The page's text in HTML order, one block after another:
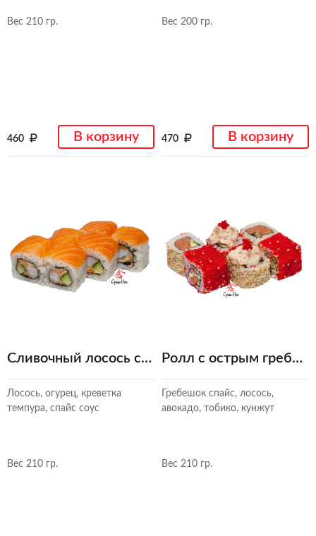
Вес 210 гр.
460 В корзину
Вес 200 гр.
470 В корзину
Сливочный лосось с креветкой
Лосось, огурец, креветка
темпура, спайс соус
Вес 210 гр.
Ролл с острым гребешком
Гребешок спайс, лосось,
авокадо, тобико, кунжут
Вес 210 гр.